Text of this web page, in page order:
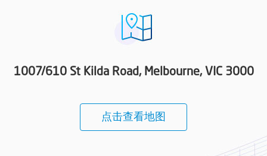
1007/610 St Kilda Road, Melbourne, VIC 3000
点击查看地图